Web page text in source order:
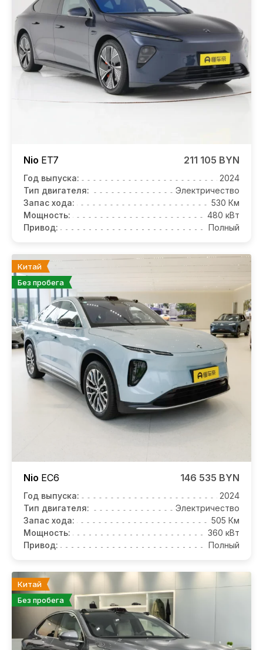
Nio ET7 211 105 BYN
Год выпуска:
2024
Тип двигателя:
Электричество
Запас хода:
530 Км
Мощность:
480 кВт
Привод:
Полный
Китай
Без пробега
Nio EC6 146 535 BYN
Год выпуска:
2024
Тип двигателя:
Электричество
Запас хода:
505 Км
Мощность:
360 кВт
Привод:
Полный
Китай
Без пробега